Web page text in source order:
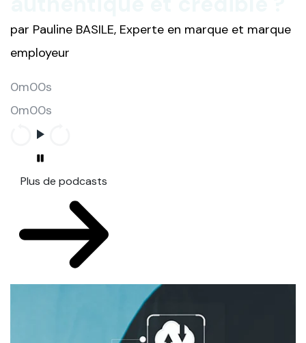
par Pauline BASILE, Experte en marque et marque
employeur
0m00s
0m00s
Plus de podcasts